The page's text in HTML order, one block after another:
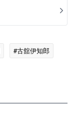
#古舘伊知郎